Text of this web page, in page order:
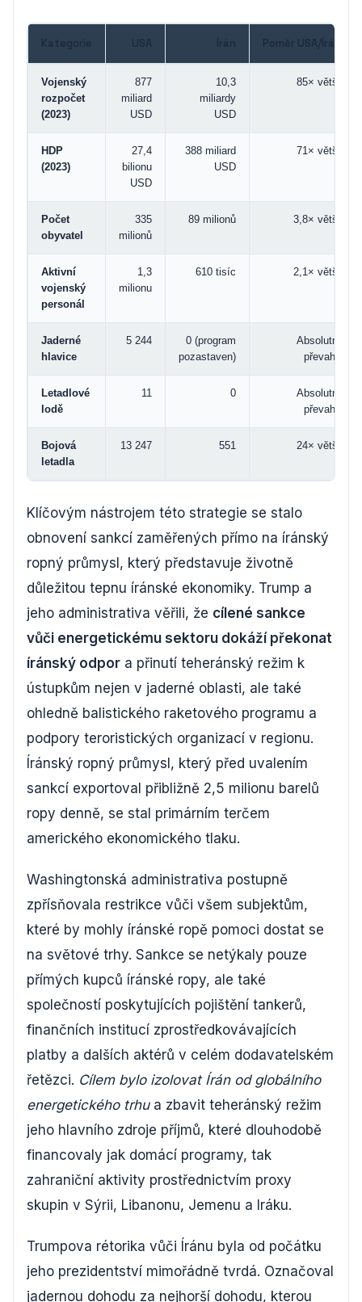
Vojenský
rozpočet
(2023)
877
miliard
USD
10,3
miliardy
USD
85× větší
HDP
(2023)
27,4
bilionu
USD
388 miliard
USD
71× větší
Počet
obyvatel
335
milionů
89 milionů 3,8× větší
Aktivní
vojenský
personál
1,3
milionu
610 tisíc 2,1× větší
Jaderné
hlavice
5 244
0 (program
pozastaven)
Absolutní
převaha
Letadlové
lodě
11 0
Absolutní
převaha
Bojová
letadla
13 247 551 24× větší
Klíčovým nástrojem této strategie se stalo
obnovení sankcí zaměřených přímo na íránský
ropný průmysl, který představuje životně
důležitou tepnu íránské ekonomiky. Trump a
jeho administrativa věřili, že cílené sankce
vůči energetickému sektoru dokáží překonat
íránský odpor a přinutí teheránský režim k
ústupkům nejen v jaderné oblasti, ale také
ohledně balistického raketového programu a
podpory teroristických organizací v regionu.
Íránský ropný průmysl, který před uvalením
sankcí exportoval přibližně 2,5 milionu barelů
ropy denně, se stal primárním terčem
amerického ekonomického tlaku.
Washingtonská administrativa postupně
zpřísňovala restrikce vůči všem subjektům,
které by mohly íránské ropě pomoci dostat se
na světové trhy. Sankce se netýkaly pouze
přímých kupců íránské ropy, ale také
společností poskytujících pojištění tankerů,
finančních institucí zprostředkovávajících
platby a dalších aktérů v celém dodavatelském
řetězci. Cílem bylo izolovat Írán od globálního
energetického trhua zbavit teheránský režim
jeho hlavního zdroje příjmů, které dlouhodobě
financovaly jak domácí programy, tak
zahraniční aktivity prostřednictvím proxy
skupin v Sýrii, Libanonu, Jemenu a Iráku.
Trumpova rétorika vůči Íránu byla od počátku
jeho prezidentství mimořádně tvrdá. Označoval
jadernou dohodu za nejhorší dohodu, kterou